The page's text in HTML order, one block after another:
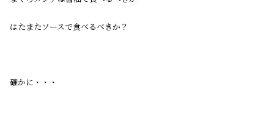
はたまたソースで食べるべきか？
確かに・・・